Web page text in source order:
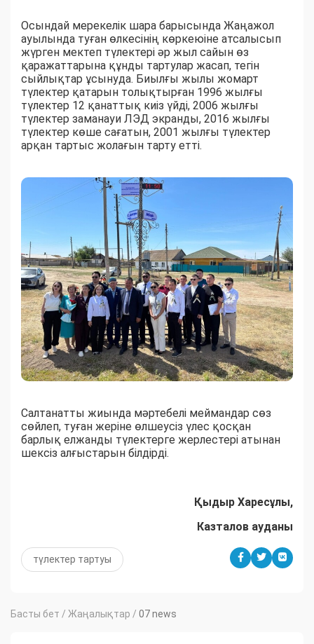
Осындай мерекелік шара барысында Жаңажол
ауылында туған өлкесінің көркеюіне атсалысып
жүрген мектеп түлектері әр жыл сайын өз
қаражаттарына құнды тартулар жасап, тегін
сыйлықтар ұсынуда. Биылғы жылы жомарт
түлектер қатарын толықтырған 1996 жылғы
түлектер 12 қанаттық киіз үйді, 2006 жылғы
түлектер заманауи ЛЭД экранды, 2016 жылғы
түлектер көше сағатын, 2001 жылғы түлектер
арқан тартыс жолағын тарту етті.
Салтанатты жиында мәртебелі меймандар сөз
сөйлеп, туған жеріне өлшеусіз үлес қосқан
барлық елжанды түлектерге жерлестері атынан
шексіз алғыстарын білдірді.
Қыдыр Харесұлы,
Казталов ауданы
түлектер тартуы
Басты бет / Жаңалықтар / 07 news